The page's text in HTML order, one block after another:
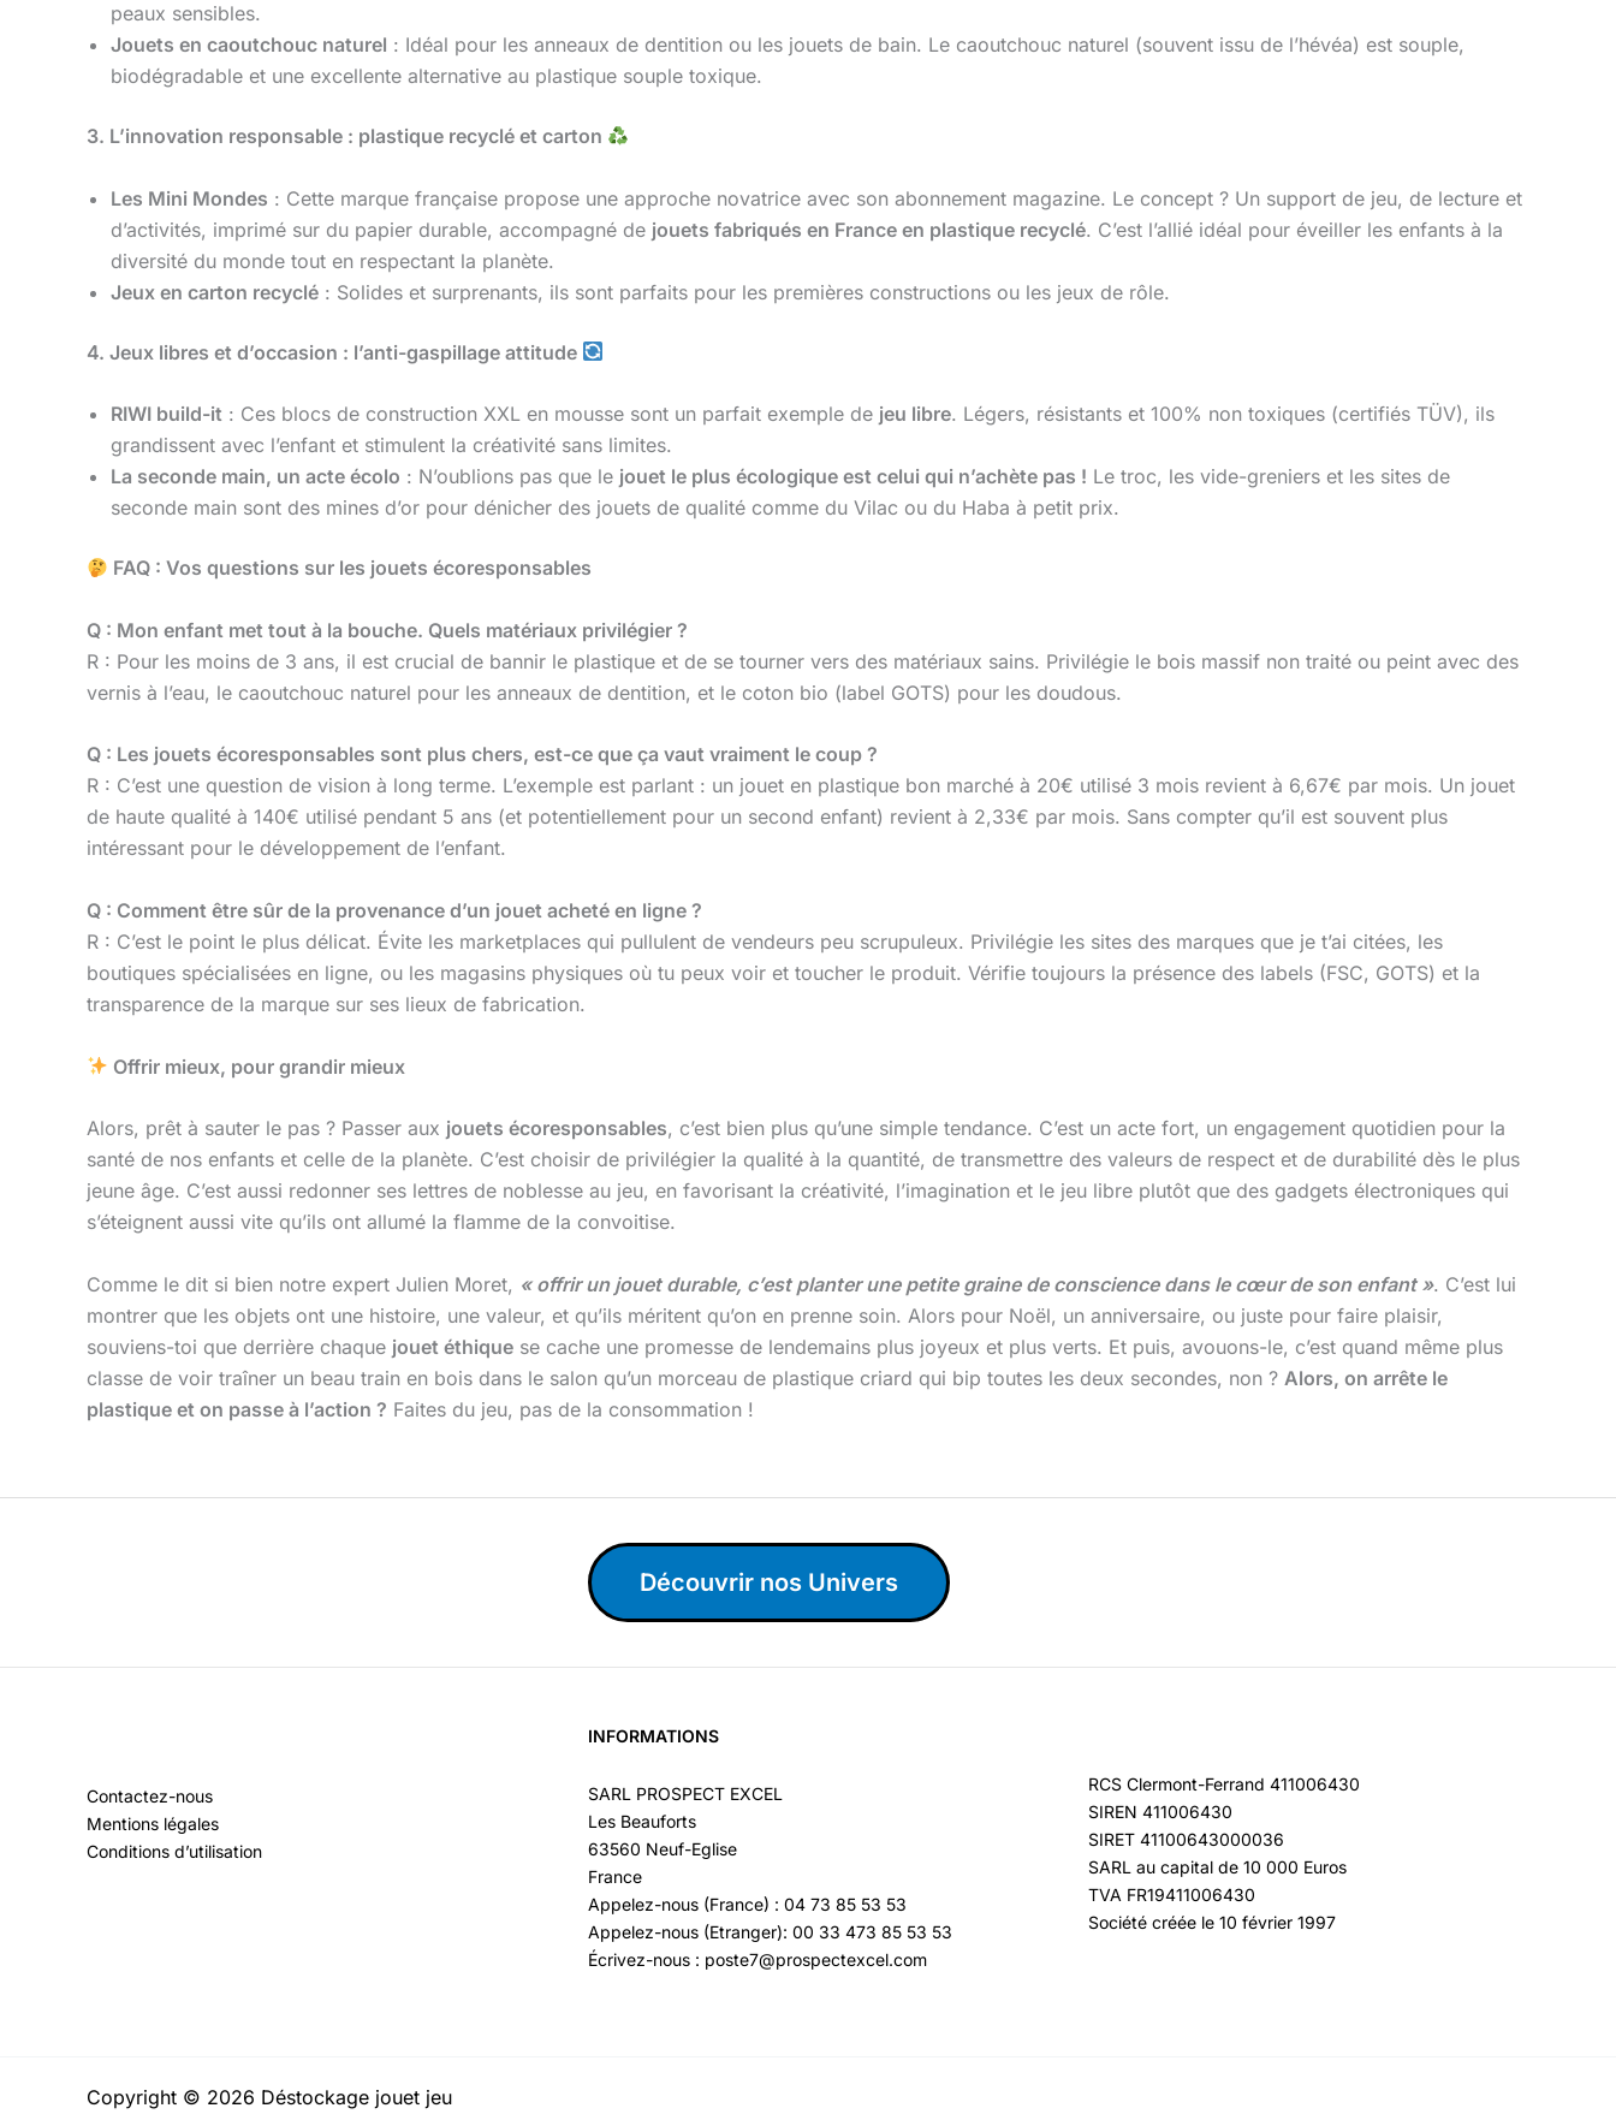
peaux sensibles.
Jouets en caoutchouc naturel : Idéal pour les anneaux de dentition ou les jouets de bain. Le caoutchouc naturel (souvent issu de l’hévéa) est souple,
biodégradable et une excellente alternative au plastique souple toxique.
3. L’innovation responsable : plastique recyclé et carton
Les Mini Mondes : Cette marque française propose une approche novatrice avec son abonnement magazine. Le concept ? Un support de jeu, de lecture et
d’activités, imprimé sur du papier durable, accompagné de jouets fabriqués en France en plastique recyclé. C’est l’allié idéal pour éveiller les enfants à la
diversité du monde tout en respectant la planète.
Jeux en carton recyclé : Solides et surprenants, ils sont parfaits pour les premières constructions ou les jeux de rôle.
4. Jeux libres et d’occasion : l’anti-gaspillage attitude
RIWI build-it : Ces blocs de construction XXL en mousse sont un parfait exemple de jeu libre. Légers, résistants et 100% non toxiques (certifiés TÜV), ils
grandissent avec l’enfant et stimulent la créativité sans limites.
La seconde main, un acte écolo : N’oublions pas que le jouet le plus écologique est celui qui n’achète pas ! Le troc, les vide-greniers et les sites de
seconde main sont des mines d’or pour dénicher des jouets de qualité comme du Vilac ou du Haba à petit prix.
FAQ : Vos questions sur les jouets écoresponsables
Q : Mon enfant met tout à la bouche. Quels matériaux privilégier ?
R : Pour les moins de 3 ans, il est crucial de bannir le plastique et de se tourner vers des matériaux sains. Privilégie le bois massif non traité ou peint avec des
vernis à l’eau, le caoutchouc naturel pour les anneaux de dentition, et le coton bio (label GOTS) pour les doudous.
Q : Les jouets écoresponsables sont plus chers, est-ce que ça vaut vraiment le coup ?
R : C’est une question de vision à long terme. L’exemple est parlant : un jouet en plastique bon marché à 20€ utilisé 3 mois revient à 6,67€ par mois. Un jouet
de haute qualité à 140€ utilisé pendant 5 ans (et potentiellement pour un second enfant) revient à 2,33€ par mois. Sans compter qu’il est souvent plus
intéressant pour le développement de l’enfant.
Q : Comment être sûr de la provenance d’un jouet acheté en ligne ?
R : C’est le point le plus délicat. Évite les marketplaces qui pullulent de vendeurs peu scrupuleux. Privilégie les sites des marques que je t’ai citées, les
boutiques spécialisées en ligne, ou les magasins physiques où tu peux voir et toucher le produit. Vérifie toujours la présence des labels (FSC, GOTS) et la
transparence de la marque sur ses lieux de fabrication.
Offrir mieux, pour grandir mieux
Alors, prêt à sauter le pas ? Passer aux jouets écoresponsables, c’est bien plus qu’une simple tendance. C’est un acte fort, un engagement quotidien pour la
santé de nos enfants et celle de la planète. C’est choisir de privilégier la qualité à la quantité, de transmettre des valeurs de respect et de durabilité dès le plus
jeune âge. C’est aussi redonner ses lettres de noblesse au jeu, en favorisant la créativité, l’imagination et le jeu libre plutôt que des gadgets électroniques qui
s’éteignent aussi vite qu’ils ont allumé la flamme de la convoitise.
Comme le dit si bien notre expert Julien Moret, « offrir un jouet durable, c’est planter une petite graine de conscience dans le cœur de son enfant ». C’est lui
montrer que les objets ont une histoire, une valeur, et qu’ils méritent qu’on en prenne soin. Alors pour Noël, un anniversaire, ou juste pour faire plaisir,
souviens-toi que derrière chaque jouet éthique se cache une promesse de lendemains plus joyeux et plus verts. Et puis, avouons-le, c’est quand même plus
classe de voir traîner un beau train en bois dans le salon qu’un morceau de plastique criard qui bip toutes les deux secondes, non ? Alors, on arrête le
plastique et on passe à l’action ? Faites du jeu, pas de la consommation !
Découvrir nos Univers
Contactez-nous
Mentions légales
Conditions d’utilisation
INFORMATIONS
SARL PROSPECT EXCEL
Les Beauforts
63560 Neuf-Eglise
France
Appelez-nous (France) : 04 73 85 53 53
Appelez-nous (Etranger): 00 33 473 85 53 53
Écrivez-nous : poste7@prospectexcel.com
RCS Clermont-Ferrand 411006430
SIREN 411006430
SIRET 41100643000036
SARL au capital de 10 000 Euros
TVA FR19411006430
Société créée le 10 février 1997
Copyright © 2026 Déstockage jouet jeu